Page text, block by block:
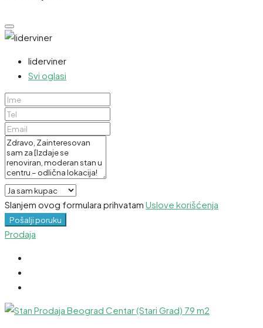
liderviner
Svi oglasi
Slanjem ovog formulara prihvatam Uslove korišćenja
Pošalji poruku
Prodaja